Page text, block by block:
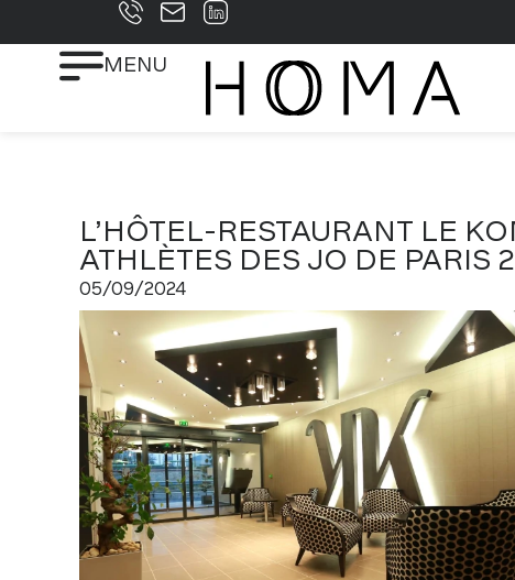
MENU
L’HÔTEL-RESTAURANT LE
ATHLÈTES DES JO DE PARIS
05/09/2024